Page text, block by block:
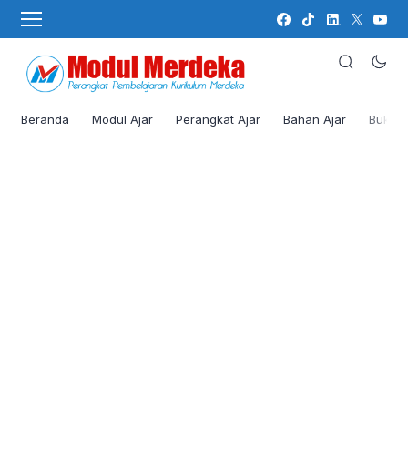
Beranda Modul Ajar Perangkat Ajar Bahan Ajar Buku